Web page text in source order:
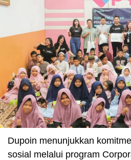
Dupoin menunjukkan
sosial melalui program